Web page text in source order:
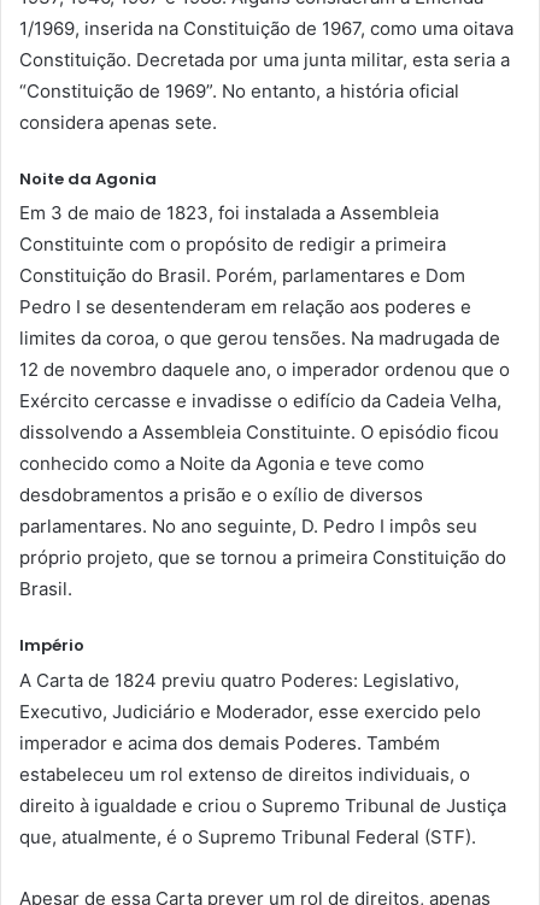
1/1969, inserida na Constituição de 1967, como uma oitava
Constituição. Decretada por uma junta militar, esta seria a
“Constituição de 1969”. No entanto, a história oficial
considera apenas sete.
Noite da Agonia
Em 3 de maio de 1823, foi instalada a Assembleia
Constituinte com o propósito de redigir a primeira
Constituição do Brasil. Porém, parlamentares e Dom
Pedro I se desentenderam em relação aos poderes e
limites da coroa, o que gerou tensões. Na madrugada de
12 de novembro daquele ano, o imperador ordenou que o
Exército cercasse e invadisse o edifício da Cadeia Velha,
dissolvendo a Assembleia Constituinte. O episódio ficou
conhecido como a Noite da Agonia e teve como
desdobramentos a prisão e o exílio de diversos
parlamentares. No ano seguinte, D. Pedro I impôs seu
próprio projeto, que se tornou a primeira Constituição do
Brasil.
Império
A Carta de 1824 previu quatro Poderes: Legislativo,
Executivo, Judiciário e Moderador, esse exercido pelo
imperador e acima dos demais Poderes. Também
estabeleceu um rol extenso de direitos individuais, o
direito à igualdade e criou o Supremo Tribunal de Justiça
que, atualmente, é o Supremo Tribunal Federal (STF).
Apesar de essa Carta prever um rol de direitos, apenas